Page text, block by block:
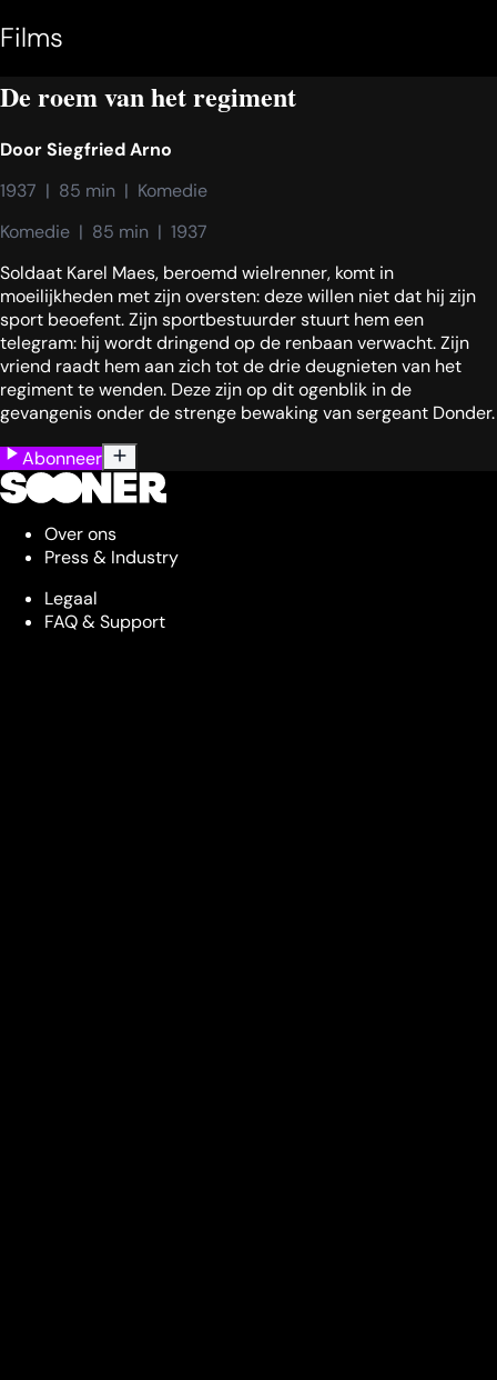
Films
De roem van het regiment
DoorSiegfried Arno
1937  |  85 min  |  Komedie
Komedie  |  85 min  |  1937
Soldaat Karel Maes, beroemd wielrenner, komt in
moeilijkheden met zijn oversten: deze willen niet dat hij zijn
sport beoefent. Zijn sportbestuurder stuurt hem een
telegram: hij wordt dringend op de renbaan verwacht. Zijn
vriend raadt hem aan zich tot de drie deugnieten van het
regiment te wenden. Deze zijn op dit ogenblik in de
gevangenis onder de strenge bewaking van sergeant Donder.
Abonneer
Over ons
Press & Industry
Legaal
FAQ & Support